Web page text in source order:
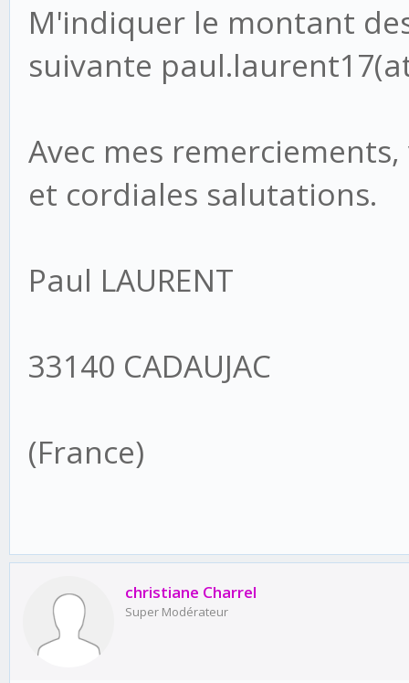
M'indiquer le montant
suivante
Avec mes
et cordiales salutations.
Paul LAURENT
33140 CADAUJAC
(France)
christiane Charrel
Super Modérateur